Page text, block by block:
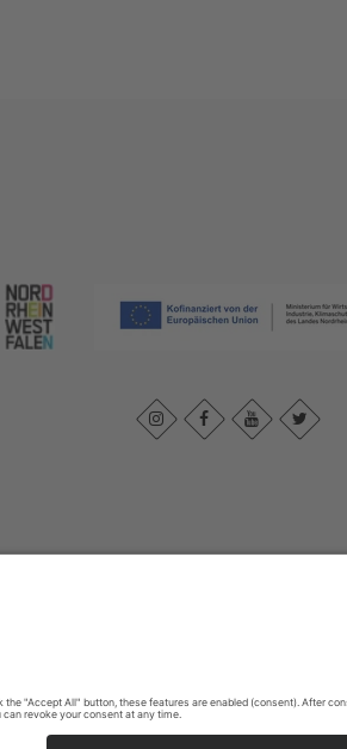
Cookie-Einstellungen